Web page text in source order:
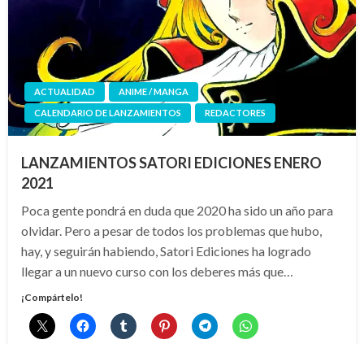
ACTUALIDAD
ANIME / MANGA
CALENDARIO DE LANZAMIENTOS
REDACTORES
LANZAMIENTOS SATORI EDICIONES ENERO
2021
Poca gente pondrá en duda que 2020 ha sido un año para
olvidar. Pero a pesar de todos los problemas que hubo,
hay, y seguirán habiendo, Satori Ediciones ha logrado
llegar a un nuevo curso con los deberes más que…
¡Compártelo!